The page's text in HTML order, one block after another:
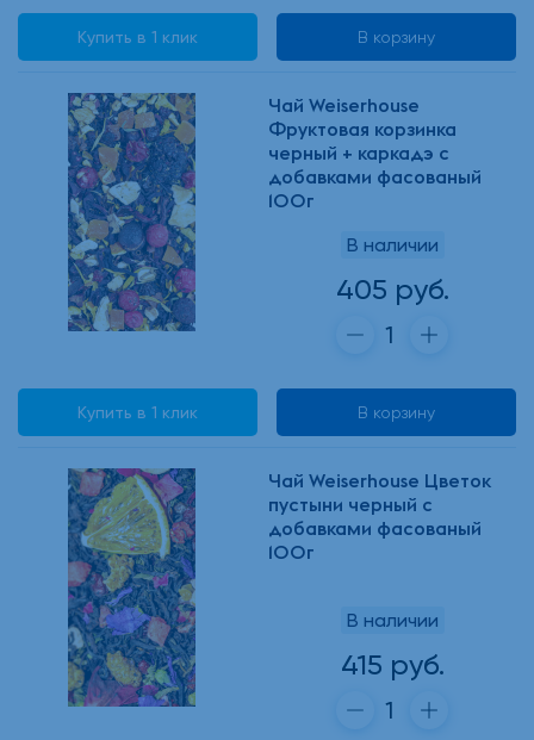
Купить в 1 клик В корзину
Чай Weiserhouse
Фруктовая корзинка
черный + каркадэ с
добавками фасованый
100г
В наличии
405 руб.
Купить в 1 клик В корзину
Чай Weiserhouse Цветок
пустыни черный с
добавками фасованый
100г
В наличии
415 руб.